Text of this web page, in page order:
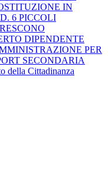
IN
6 PICCOLI
DIPENDENTE
PER
SECONDARIA
della Cittadinanza